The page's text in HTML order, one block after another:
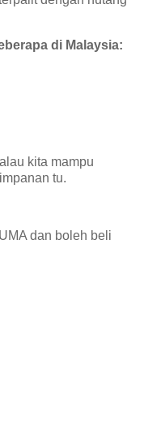
di Malaysia:
kita mampu
tu.
dan boleh beli